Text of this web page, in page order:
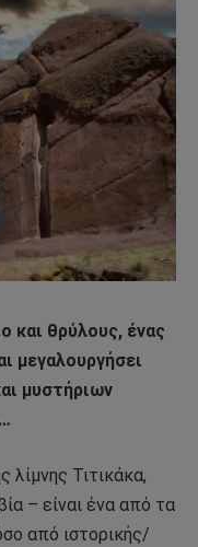
και θρύλους, ένας
μεγαλουργήσει
μυστήριων
λίμνης Τιτικάκα,
– είναι ένα από τα
από ιστορικής/